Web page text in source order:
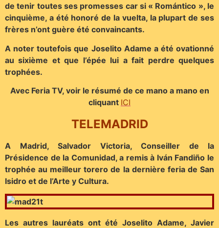
de tenir toutes ses promesses car si « Romántico », le
cinquième, a été honoré de la vuelta, la plupart de ses
frères n’ont guère été convaincants.
A noter toutefois que Joselito Adame a été ovationné
au sixième et que l’épée lui a fait perdre quelques
trophées.
Avec Feria TV, voir le résumé de ce mano a mano en
cliquant ICI
TELEMADRID
A Madrid, Salvador Victoria, Conseiller de la
Présidence de la Comunidad, a remis à Iván Fandiño le
trophée au meilleur torero de la dernière feria de San
Isidro et de l’Arte y Cultura.
Les autres lauréats ont été Joselito Adame, Javier